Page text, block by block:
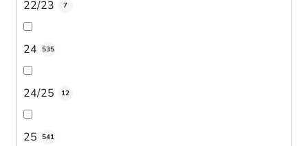
22/23 7
24 535
24/25 12
25 541